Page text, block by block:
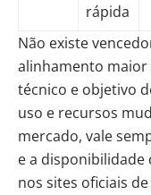
rápida
Não existe
alinhamento
técnico e objetivo
uso e recursos
mercado, vale
e a
nos sites oficiais